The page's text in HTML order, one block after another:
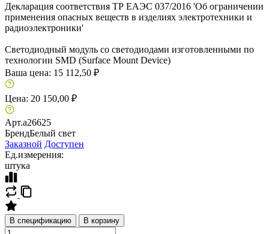
Декларация соответствия ТР ЕАЭС 037/2016 'Об ограничении
применения опасных веществ в изделиях электротехники и
радиоэлектроники'
Светодиодный модуль со светодиодами изготовленными по
технологии SMD (Surface Mount Device)
Ваша цена: 15 112,50 ₽
Цена: 20 150,00 ₽
Арт.a26625
БрендБелый свет
Заказной Доступен
Ед.измерения:
штука
В спецификацию В корзину